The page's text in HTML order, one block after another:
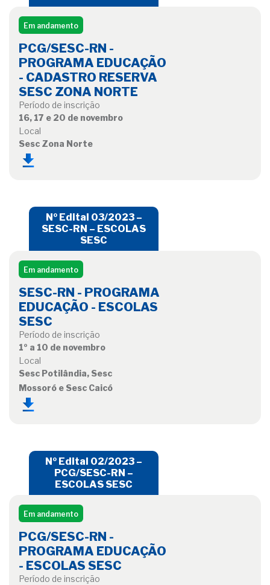
Em andamento
PCG/SESC-RN -
PROGRAMA EDUCAÇÃO
- CADASTRO RESERVA
SESC ZONA NORTE
Período de inscrição
16, 17 e 20 de novembro
Local
Sesc Zona Norte
Nº Edital 03/2023 –
SESC-RN – ESCOLAS
SESC
Em andamento
SESC-RN - PROGRAMA
EDUCAÇÃO - ESCOLAS
SESC
Período de inscrição
1º a 10 de novembro
Local
Sesc Potilândia, Sesc
Mossoró e Sesc Caicó
Nº Edital 02/2023 –
PCG/SESC-RN –
ESCOLAS SESC
Em andamento
PCG/SESC-RN -
PROGRAMA EDUCAÇÃO
- ESCOLAS SESC
Período de inscrição